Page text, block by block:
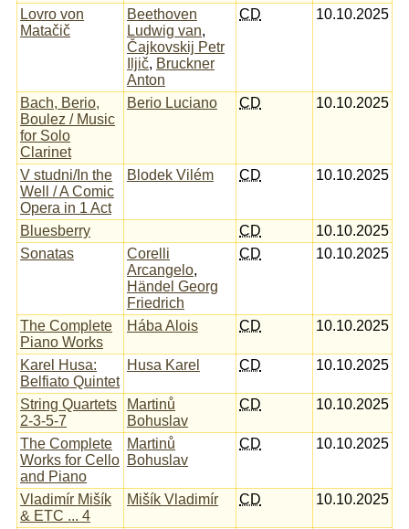
Lovro von
Matačič
Beethoven
Ludwig van,
Čajkovskij Petr
Iljič, Bruckner
Anton
CD 10.10.2025
Bach, Berio,
Boulez / Music
for Solo
Clarinet
Berio Luciano CD 10.10.2025
V studni/In the
Well / A Comic
Opera in 1 Act
Blodek Vilém CD 10.10.2025
Bluesberry CD
10.10.2025
Sonatas
Corelli
Arcangelo,
Händel Georg
Friedrich
CD 10.10.2025
The Complete
Piano Works
Hába Alois CD 10.10.2025
Karel Husa:
Belfiato Quintet
Husa Karel CD 10.10.2025
String Quartets
2-3-5-7
Martinů
Bohuslav
CD 10.10.2025
The Complete
Works for Cello
and Piano
Martinů
Bohuslav
CD 10.10.2025
Vladimír Mišík
& ETC ... 4
Mišík Vladimír CD 10.10.2025